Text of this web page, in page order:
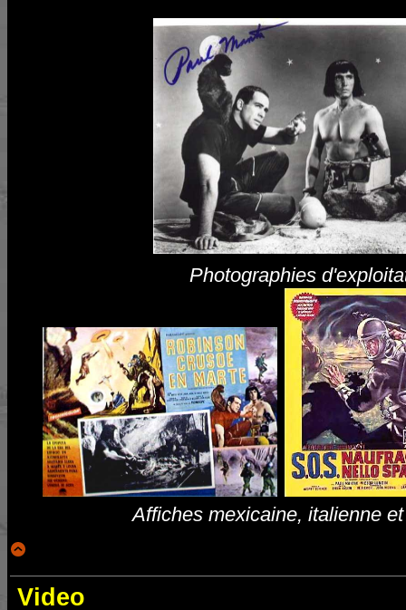
Photographies
Affiches mexicaine, italienne
Video